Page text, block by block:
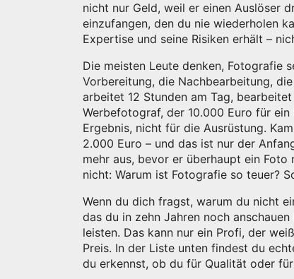
nicht nur Geld, weil er einen Auslöser
einzufangen, den du nie wiederholen
Expertise und seine Risiken erhält –
Die meisten Leute denken, Fotografie
Vorbereitung, die Nachbearbeitung,
arbeitet 12 Stunden am Tag,
Werbefotograf, der 10.000 Euro für
Ergebnis, nicht für die Ausrüstung.
2.000 Euro – und das ist nur der
mehr aus, bevor er überhaupt ein
nicht: Warum ist Fotografie so teuer?
Wenn du dich fragst, warum du nicht
das du in zehn Jahren noch
leisten. Das kann nur ein Profi, der
Preis. In der Liste unten findest du
du erkennst, ob du für Qualität oder